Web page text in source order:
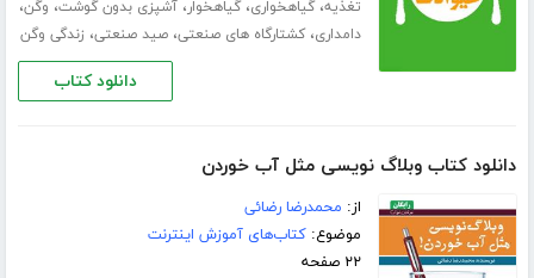
تغذیه،گیاهخواری،گیاهخوار،آشپزی بدون گوشت، وگن،
دامداری،کشتارگاه های صنعتی،صید صنعتی، زندگی وگن
دانلود کتاب
دانلود کتاب وبلاگ نویسی مثل آب خوردن
از: محمدرضا رضائی
موضوع:کتاب‌های آموزش اینترنت
۲۲ صفحه